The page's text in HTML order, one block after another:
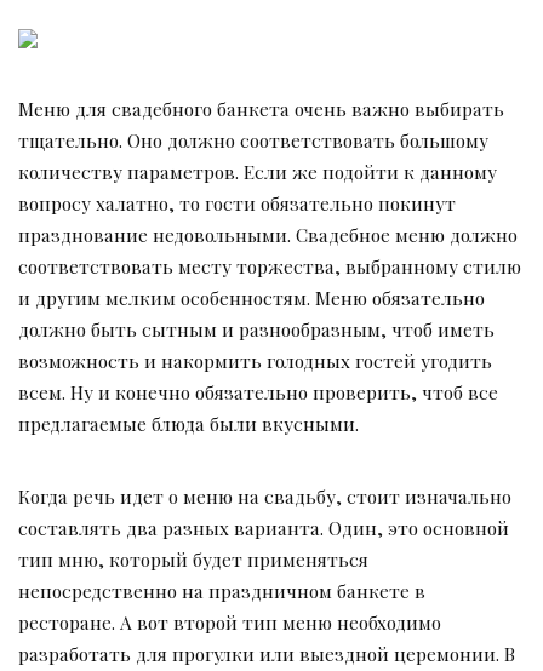
Меню для свадебного банкета очень важно выбирать
тщательно. Оно должно соответствовать большому
количеству параметров. Если же подойти к данному
вопросу халатно, то гости обязательно покинут
празднование недовольными. Свадебное меню должно
соответствовать месту торжества, выбранному стилю
и другим мелким особенностям. Меню обязательно
должно быть сытным и разнообразным, чтоб иметь
возможность и накормить голодных гостей угодить
всем. Ну и конечно обязательно проверить, чтоб все
предлагаемые блюда были вкусными.
Когда речь идет о меню на свадьбу, стоит изначально
составлять два разных варианта. Один, это основной
тип мню, который будет применяться
непосредственно на праздничном банкете в
ресторане. А вот второй тип меню необходимо
разработать для прогулки или выездной церемонии. В